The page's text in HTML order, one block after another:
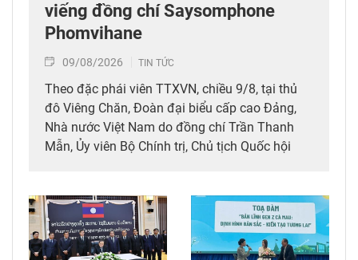
viếng đồng chí Saysomphone
Phomvihane
09/08/2026 TIN TỨC
Theo đặc phái viên TTXVN, chiều 9/8, tại thủ
đô Viêng Chăn, Đoàn đại biểu cấp cao Đảng,
Nhà nước Việt Nam do đồng chí Trần Thanh
Mẫn, Ủy viên Bộ Chính trị, Chủ tịch Quốc hội
trị, Chủ tịch Quốc hội Lào.